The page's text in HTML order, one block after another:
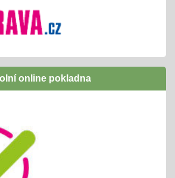
/Šablony I OPJAK
žádat zapojení do Šablony
celoškolní akce
online pokladna